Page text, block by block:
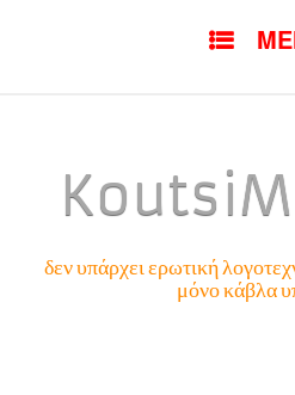
δεν υπάρχει ερωτική
μόνο κάβλα